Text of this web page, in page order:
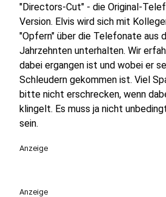
"Directors-Cut" - die Original-
Version. Elvis wird sich mit
"Opfern" über die Telefonate aus
Jahrzehnten unterhalten. Wir
dabei ergangen ist und wobei er
Schleudern gekommen ist. Viel
bitte nicht erschrecken, wenn
klingelt. Es muss ja nicht
sein.
Anzeige
Anzeige